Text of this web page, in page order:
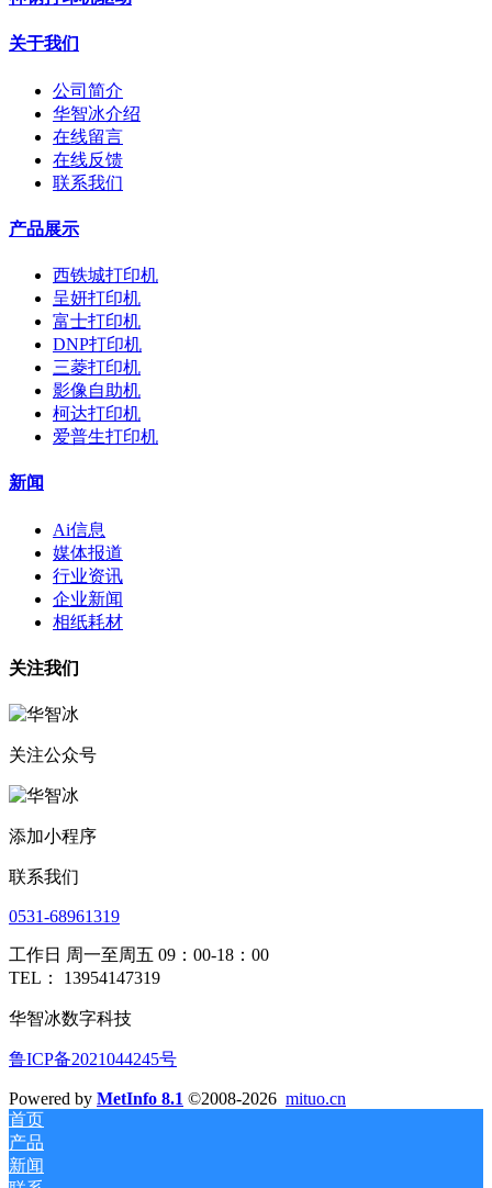
关于我们
公司简介
华智冰介绍
在线留言
在线反馈
联系我们
产品展示
西铁城打印机
呈妍打印机
富士打印机
DNP打印机
三菱打印机
影像自助机
柯达打印机
爱普生打印机
新闻
Ai信息
媒体报道
行业资讯
企业新闻
相纸耗材
关注我们
关注公众号
添加小程序
联系我们
0531-68961319
工作日 周一至周五 09：00-18：00
TEL： 13954147319
华智冰数字科技
鲁ICP备2021044245号
Powered by MetInfo 8.1 ©2008-2026 mituo.cn
首页
产品
新闻